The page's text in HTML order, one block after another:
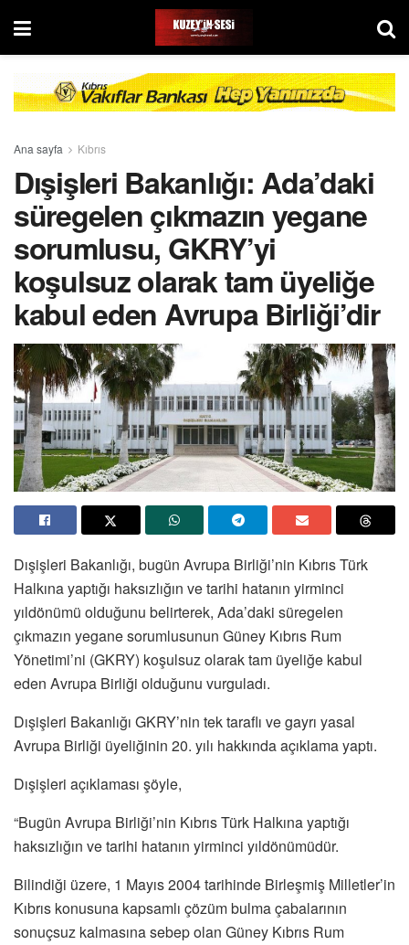
Ana sayfa Kıbrıs
Dışişleri Bakanlığı: Ada’daki
süregelen çıkmazın yegane
sorumlusu, GKRY’yi
koşulsuz olarak tam üyeliğe
kabul eden Avrupa Birliği’dir
Dışişleri Bakanlığı, bugün Avrupa Birliği’nin Kıbrıs Türk
Halkına yaptığı haksızlığın ve tarihi hatanın yirminci
yıldönümü olduğunu belirterek, Ada’daki süregelen
çıkmazın yegane sorumlusunun Güney Kıbrıs Rum
Yönetimi’ni (GKRY) koşulsuz olarak tam üyeliğe kabul
eden Avrupa Birliği olduğunu vurguladı.
Dışişleri Bakanlığı GKRY’nin tek taraflı ve gayrı yasal
Avrupa Birliği üyeliğinin 20. yılı hakkında açıklama yaptı.
Dışişleri açıklaması şöyle,
“Bugün Avrupa Birliği’nin Kıbrıs Türk Halkına yaptığı
haksızlığın ve tarihi hatanın yirminci yıldönümüdür.
Bilindiği üzere, 1 Mayıs 2004 tarihinde Birleşmiş Milletler’in
Kıbrıs konusuna kapsamlı çözüm bulma çabalarının
sonuçsuz kalmasına sebep olan Güney Kıbrıs Rum